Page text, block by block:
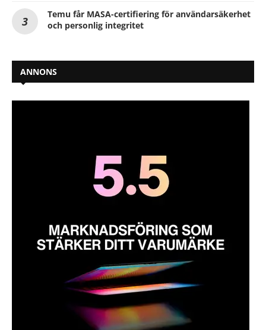
Temu får MASA-certifiering för användarsäkerhet
och personlig integritet
ANNONS